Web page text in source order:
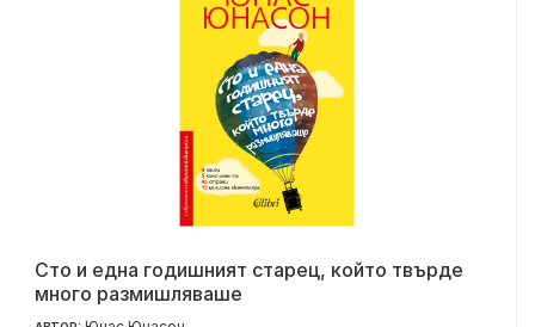
Сто и една годишният старец, който твърде
много размишляваше